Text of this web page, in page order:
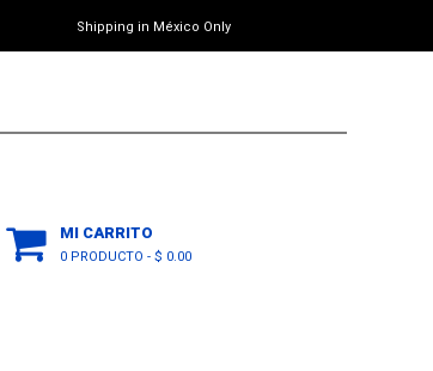
Shipping in México Only
MI CARRITO
0 PRODUCTO - $ 0.00